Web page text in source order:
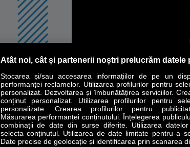
Atât noi, cât și partenerii noștri prelucrăm datele
Stocarea și/sau accesarea informațiilor de pe un
performanței reclamelor. Utilizarea profilurilor pentru
personalizat. Dezvoltarea și îmbunătățirea serviciilor.
conținut personalizat. Utilizarea profilurilor pentru
personalizate. Crearea profilurilor pentru
Măsurarea performanței conținutului. Înțelegerea
combinații de date din surse diferite. Utilizarea
selecta conținutul. Utilizarea de date limitate pentru a
Date precise de geolocație și identificarea prin scanarea